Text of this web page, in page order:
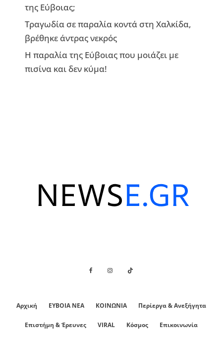
της Εύβοιας;
Τραγωδία σε παραλία κοντά στη Χαλκίδα,
βρέθηκε άντρας νεκρός
Η παραλία της Εύβοιας που μοιάζει με
πισίνα και δεν κύμα!
Αρχική ΕΥΒΟΙΑ ΝΕΑ ΚΟΙΝΩΝΙΑ Περίεργα & Ανεξήγητα
Επιστήμη & Έρευνες VIRAL Κόσμος Επικοινωνία